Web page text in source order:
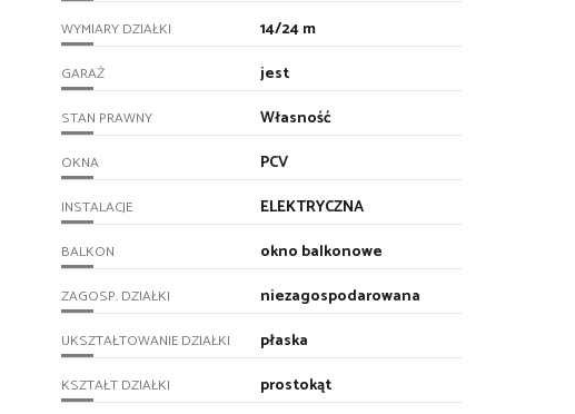
WYMIARY DZIAŁKI 14/24 m
GARAŻ jest
STAN PRAWNY Własność
OKNA PCV
INSTALACJE ELEKTRYCZNA
BALKON okno balkonowe
ZAGOSP. DZIAŁKI niezagospodarowana
UKSZTAŁTOWANIE DZIAŁKI płaska
KSZTAŁT DZIAŁKI prostokąt